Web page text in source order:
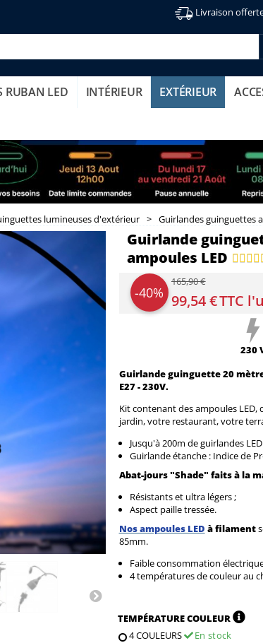
Livraison
RUBAN LED INTÉRIEUR EXTÉRIEUR
lumineuses d'extérieur > Guirlandes guinguettes
Guirlande
ampoules LED
-40%
165,90 €
99,54 €TTC
230
Guirlande guinguette 20
E27 - 230V.
Kit contenant des ampoules
jardin, votre restaurant, votre
Jusqu'à 200m de guirlandes LED
Guirlandeétanche : Indice de
Abat-jours "Shade" faits à la
Résistants et ultra légers ;
Aspect paille tressée.
Nos ampoules LED à filament
85mm.
Faible consommation
4 températures de couleur au
TEMPÉRATURE COULEUR
4 COULEURS
En stock